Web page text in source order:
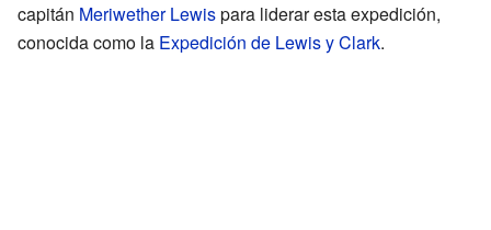
capitán Meriwether Lewispara liderar esta expedición,
conocida como la Expedición de Lewis y Clark.